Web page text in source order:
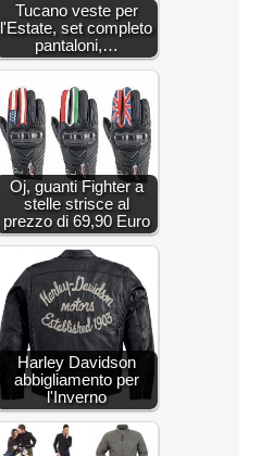
Tucano veste per
l'Estate, set completo
pantaloni,…
Oj, guanti Fighter a
stelle strisce al
prezzo di 69,90 Euro
Harley Davidson
abbigliamento per
l'Inverno